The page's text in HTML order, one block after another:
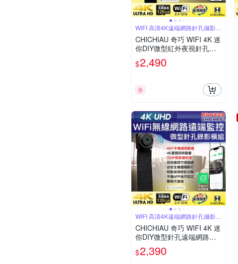
WIFI 高清4K遠端網路針孔攝影機
CHICHIAU 奇巧 WIFI 4K 迷
你DIY微型紅外夜視針孔遠
端網路攝影機帶殼錄影模組
$2,490
券
WIFI 高清4K遠端網路針孔攝影機
CHICHIAU 奇巧 WIFI 4K 迷
你DIY微型針孔遠端網路攝
影機錄影模組
$2,390